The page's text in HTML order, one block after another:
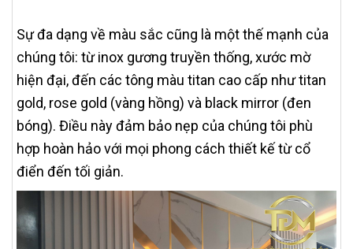
Sự đa dạng về màu sắc cũng là một thế mạnh của
chúng tôi: từ inox gương truyền thống, xước mờ
hiện đại, đến các tông màu titan cao cấp như titan
gold, rose gold (vàng hồng) và black mirror (đen
bóng). Điều này đảm bảo nẹp của chúng tôi phù
hợp hoàn hảo với mọi phong cách thiết kế từ cổ
điển đến tối giản.